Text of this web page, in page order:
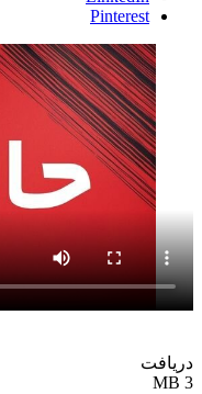
Pinterest
دریافت
3 MB